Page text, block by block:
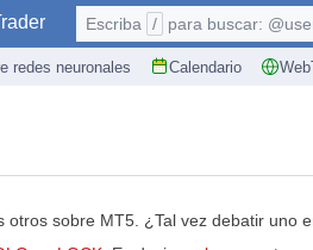
redes neuronales Calendario
Escriba / para buscar:
sobre MT5. ¿Tal vez debatir uno